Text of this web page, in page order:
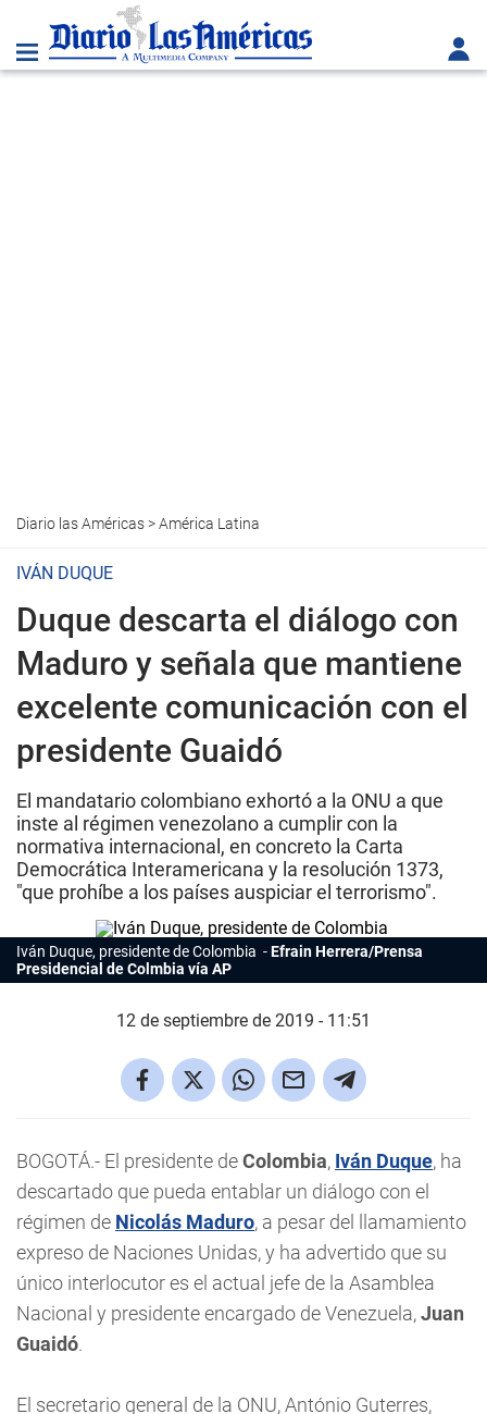
Diario las Américas>América Latina
IVÁN DUQUE
Duque descarta el diálogo con
Maduro y señala que mantiene
excelente comunicación con el
presidente Guaidó
El mandatario colombiano exhortó a la ONU a que
inste al régimen venezolano a cumplir con la
normativa internacional, en concreto la Carta
Democrática Interamericana y la resolución 1373,
"que prohíbe a los países auspiciar el terrorismo".
Iván Duque, presidente de Colombia
Efrain Herrera/Prensa
Presidencial de Colmbia vía AP
12 de septiembre de 2019 - 11:51
BOGOTÁ.- El presidente deColombia, Iván Duque, ha
descartado que pueda entablar un diálogo con el
régimen de Nicolás Maduro, a pesar del llamamiento
expreso de Naciones Unidas, y ha advertido que su
único interlocutor es el actual jefe de la Asamblea
Nacional y presidente encargado de Venezuela,Juan
Guaidó.
El secretario general de la ONU, António Guterres,